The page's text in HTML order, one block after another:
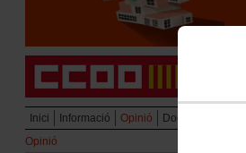
Inici Informació Opinió Documentació
Opinió